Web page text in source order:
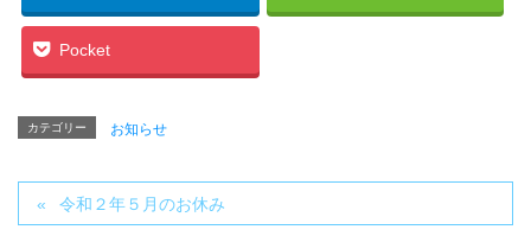
Pocket
カテゴリー お知らせ
令和２年５月のお休み